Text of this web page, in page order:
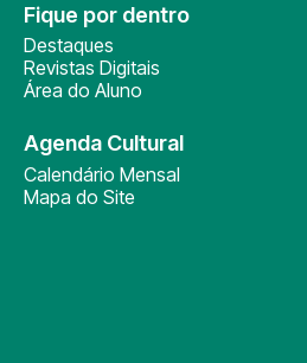
Fique por dentro
Destaques
Revistas Digitais
Área do Aluno
Agenda Cultural
Calendário Mensal
Mapa do Site